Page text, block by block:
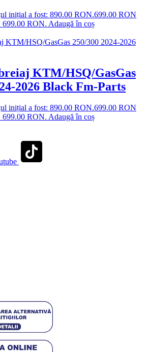
inițial a fost: 890.00 RON.699.00 RON
699.00 RON. Adaugă în coș
KTM/HSQ/GasGas
2026 Black Fm-Parts
inițial a fost: 890.00 RON.699.00 RON
699.00 RON. Adaugă în coș